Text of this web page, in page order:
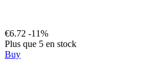
€6.72 -11%
Plus que 5 en stock
Buy